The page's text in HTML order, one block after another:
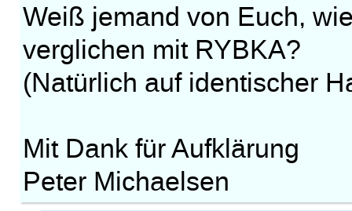
Weiß jemand von Euch,
verglichen mit RYBKA?
(Natürlich auf identischer
Mit Dank für Aufklärung
Peter Michaelsen